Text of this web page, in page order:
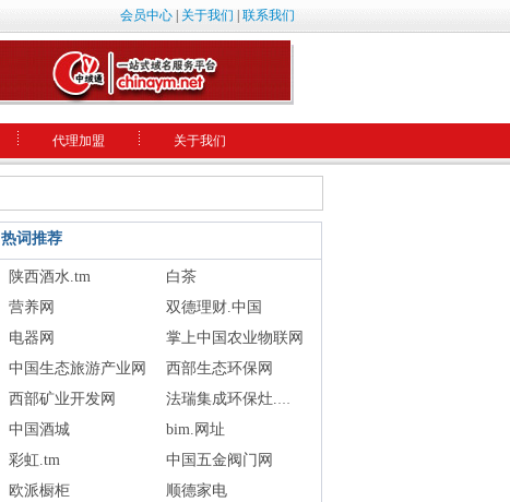
会员中心 关于我们 联系我们
代理加盟 关于我们
热词推荐
陕西酒水.tm
白茶
营养网
双德理财.中国
电器网
掌上中国农业物联网
中国生态旅游产业网
西部生态环保网
西部矿业开发网
法瑞集成环保灶.中国
中国酒城
bim.网址
彩虹.tm
中国五金阀门网
欧派橱柜
顺德家电